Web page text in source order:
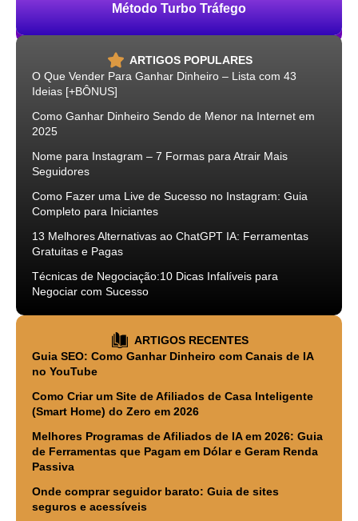
Método Turbo Tráfego
ARTIGOS POPULARES
O Que Vender Para Ganhar Dinheiro – Lista com 43
Ideias [+BÔNUS]
Como Ganhar Dinheiro Sendo de Menor na Internet em
2025
Nome para Instagram – 7 Formas para Atrair Mais
Seguidores
Como Fazer uma Live de Sucesso no Instagram: Guia
Completo para Iniciantes
13 Melhores Alternativas ao ChatGPT IA: Ferramentas
Gratuitas e Pagas
Técnicas de Negociação:10 Dicas Infalíveis para
Negociar com Sucesso
ARTIGOS RECENTES
Guia SEO: Como Ganhar Dinheiro com Canais de IA
no YouTube
Como Criar um Site de Afiliados de Casa Inteligente
(Smart Home) do Zero em 2026
Melhores Programas de Afiliados de IA em 2026: Guia
de Ferramentas que Pagam em Dólar e Geram Renda
Passiva
Onde comprar seguidor barato: Guia de sites
seguros e acessíveis